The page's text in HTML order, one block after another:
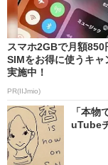
スマホ2GBで月額850
SIMをお得に使うキャ
実施中！
PR(IIJmio)
「本
uTube